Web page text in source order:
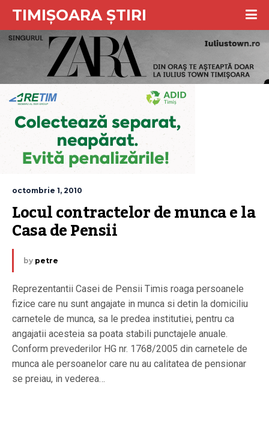
TIMIȘOARA ȘTIRI
octombrie 1, 2010
Locul contractelor de munca e la
Casa de Pensii
by petre
Reprezentantii Casei de Pensii Timis roaga persoanele
fizice care nu sunt angajate in munca si detin la domiciliu
carnetele de munca, sa le predea institutiei, pentru ca
angajatii acesteia sa poata stabili punctajele anuale.
Conform prevederilor HG nr. 1768/2005 din carnetele de
munca ale persoanelor care nu au calitatea de pensionar
se preiau, in vederea…